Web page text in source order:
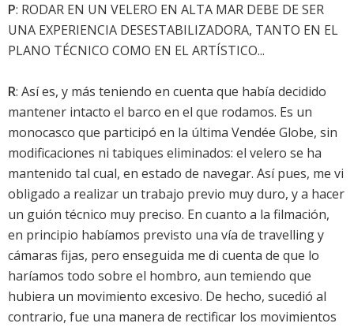
P: RODAR EN UN VELERO EN ALTA MAR DEBE DE SER
UNA EXPERIENCIA DESESTABILIZADORA, TANTO EN EL
PLANO TÉCNICO COMO EN EL ARTÍSTICO...
R: Así es, y más teniendo en cuenta que había decidido
mantener intacto el barco en el que rodamos. Es un
monocasco que participó en la última Vendée Globe, sin
modificaciones ni tabiques eliminados: el velero se ha
mantenido tal cual, en estado de navegar. Así pues, me vi
obligado a realizar un trabajo previo muy duro, y a hacer
un guión técnico muy preciso. En cuanto a la filmación,
en principio habíamos previsto una vía de travelling y
cámaras fijas, pero enseguida me di cuenta de que lo
haríamos todo sobre el hombro, aun temiendo que
hubiera un movimiento excesivo. De hecho, sucedió al
contrario, fue una manera de rectificar los movimientos